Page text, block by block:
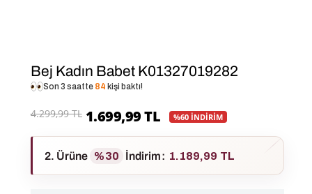
Bej Kadın Babet K01327019282
Son 3 saatte 84 kişi baktı!
4.299,99 TL 1.699,99 TL %60 İNDİRİM
2. Ürüne %30 İndirim: 1.189,99 TL